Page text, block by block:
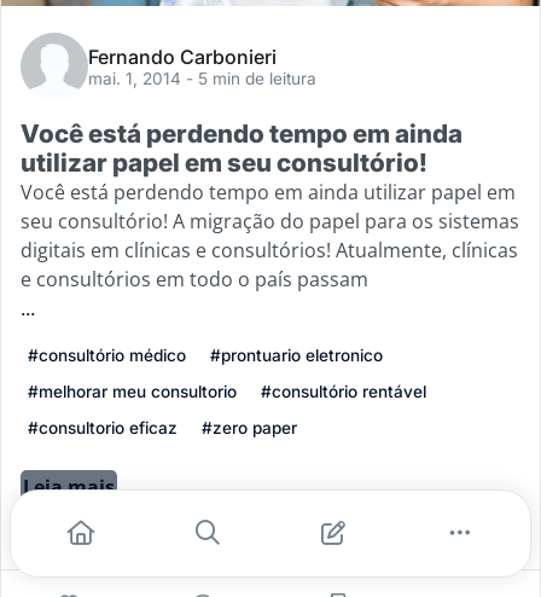
Fernando Carbonieri
mai. 1, 2014 - 5 min de leitura
Você está perdendo tempo em ainda
utilizar papel em seu consultório!
Você está perdendo tempo em ainda utilizar papel em
seu consultório! A migração do papel para os sistemas
digitais em clínicas e consultórios! Atualmente, clínicas
e consultórios em todo o país passam
...
#consultório médico
#prontuario eletronico
#melhorar meu consultorio
#consultório rentável
#consultorio eficaz
#zero paper
Leia mais